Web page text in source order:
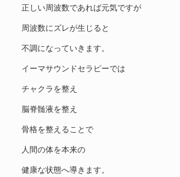
正しい周波数であれば元気ですが
周波数にズレが生じると
不調になっていきます。
イーマサウンドセラピーでは
チャクラを整え
脳脊髄液を整え
骨格を整えることで
人間の体を本来の
健康な状態へ導きます。